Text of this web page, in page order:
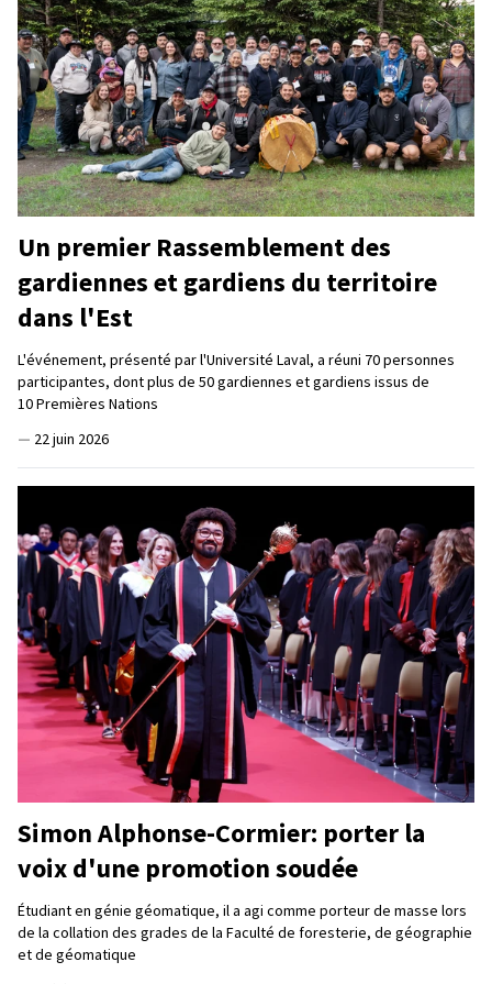
Un premier Rassemblement des
gardiennes et gardiens du territoire
dans l'Est
L'événement, présenté par l'Université Laval, a réuni 70 personnes
participantes, dont plus de 50 gardiennes et gardiens issus de
10 Premières Nations
— 22 juin 2026
Simon Alphonse-Cormier: porter la
voix d'une promotion soudée
Étudiant en génie géomatique, il a agi comme porteur de masse lors
de la collation des grades de la Faculté de foresterie, de géographie
et de géomatique